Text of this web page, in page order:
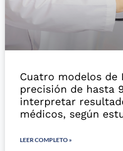
Cuatro modelos de
precisión de hasta
interpretar
médicos, según
LEER COMPLETO »